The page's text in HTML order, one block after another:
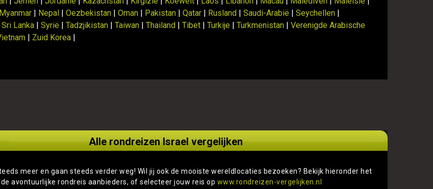
Myanmar | Nepal |Oezbekistan |Oman | Pakistan |Qatar | Rusland |Saudi-Arabië |Seychellen |
Sri Lanka |Syrië |Tadzjikistan |Taiwan |Thailand |Tibet |Turkije |Turkmenistan |Verenigde Arabische
| Zuid Korea |
Alle rondreizen Israel vergelijken
meer en gaan steeds verder weg! Wil jij ook de mooiste wereldlocaties bezoeken? Bekijk hieronder het
avontuurlijke rondreis aanbieders, of selecteer jouw reis op www.rondreizen-vergelijken.nl